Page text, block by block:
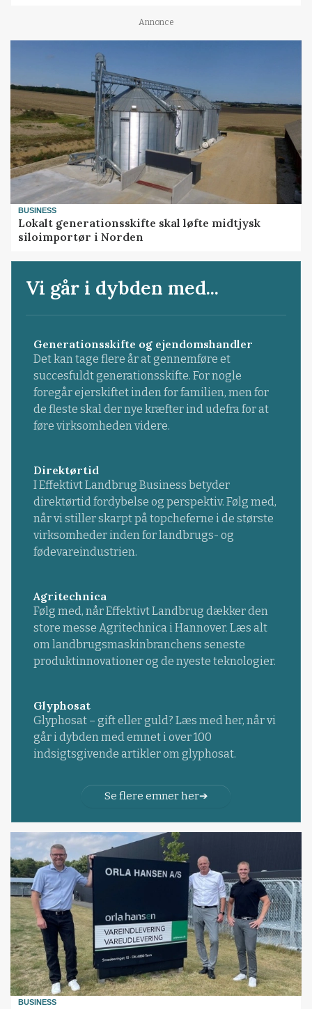
Annonce
BUSINESS
Lokalt generationsskifte skal løfte midtjysk
siloimportør i Norden
Vi går i dybden med...
Generationsskifte og ejendomshandler
Det kan tage flere år at gennemføre et
succesfuldt generationsskifte. For nogle
foregår ejerskiftet inden for familien, men for
de fleste skal der nye kræfter ind udefra for at
føre virksomheden videre.
Direktørtid
I Effektivt Landbrug Business betyder
direktørtid fordybelse og perspektiv. Følg med,
når vi stiller skarpt på topcheferne i de største
virksomheder inden for landbrugs- og
fødevareindustrien.
Agritechnica
Følg med, når Effektivt Landbrug dækker den
store messe Agritechnica i Hannover. Læs alt
om landbrugsmaskinbranchens seneste
produktinnovationer og de nyeste teknologier.
Glyphosat
Glyphosat – gift eller guld? Læs med her, når vi
går i dybden med emnet i over 100
indsigtsgivende artikler om glyphosat.
Se flere emner her
BUSINESS